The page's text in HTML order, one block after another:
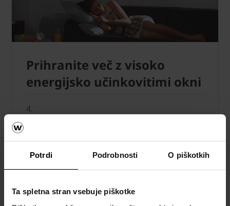
Potrdi Podrobnosti O piškotkih
Ta spletna stran vsebuje piškotke
Prihranite več z visoko
energijsko učinkovitimi okni
4.
izgube toplotne energije?
Toplotno izolirana okna s troslojno
pripomorejo k boljši energijski